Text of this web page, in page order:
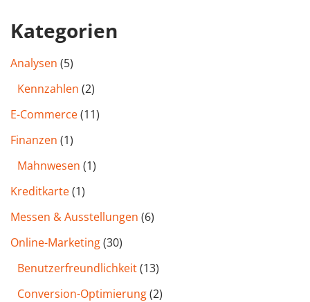
Kategorien
Analysen (5)
Kennzahlen (2)
E-Commerce(11)
Finanzen (1)
Mahnwesen (1)
Kreditkarte(1)
Messen & Ausstellungen (6)
Online-Marketing(30)
Benutzer­freund­lichkeit(13)
Conversion-Optimierung(2)